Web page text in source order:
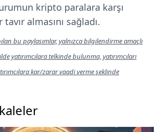
kripto paralara karşı
almasını sağladı.
bu paylaşımlar, yalnızca bilgilendirme amaçlı
yatırımcılara telkinde bulunma, yatırımcıları
kar/zarar vaadi verme şeklinde